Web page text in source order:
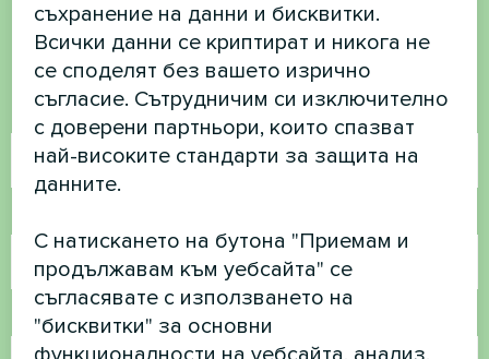
Свържете се с нас и ние ще ви
помогнем
Имейл
съхранение на данни и бисквитки.
Всички данни се криптират и никога не
се споделят без вашето изрично
съгласие. Сътрудничим си изключително
с доверени партньори, които спазват
най-високите стандарти за защита на
данните.
С натискането на бутона "Приемам и
продължавам към уебсайта" се
съгласявате с използването на
"бисквитки" за основни